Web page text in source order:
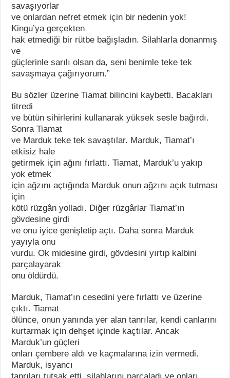
savaşıyorlar
ve onlardan nefret etmek için bir nedenin yok!
Kingu’ya gerçekten
hak etmediği bir rütbe bağışladın. Silahlarla donanmış
ve
güçlerinle sarılı olsan da, seni benimle teke tek
savaşmaya çağırıyorum.”
Bu sözler üzerine Tiamat bilincini kaybetti. Bacakları
titredi
ve bütün sihirlerini kullanarak yüksek sesle bağırdı.
Sonra Tiamat
ve Marduk teke tek savaştılar. Marduk, Tiamat’ı
etkisiz hale
getirmek için ağını fırlattı. Tiamat, Marduk’u yakıp
yok etmek
için ağzını açtığında Marduk onun ağzını açık tutması
için
kötü rüzgân yolladı. Diğer rüzgârlar Tiamat’ın
gövdesine girdi
ve onu iyice genişletip açtı. Daha sonra Marduk
yayıyla onu
vurdu. Ok midesine girdi, gövdesini yırtıp kalbini
parçalayarak
onu öldürdü.
Marduk, Tiamat’ın cesedini yere fırlattı ve üzerine
çıktı. Tiamat
ölünce, onun yanında yer alan tanrılar, kendi canlarını
kurtarmak için dehşet içinde kaçtılar. Ancak
Marduk’un güçleri
onları çembere aldı ve kaçmalarına izin vermedi.
Marduk, isyancı